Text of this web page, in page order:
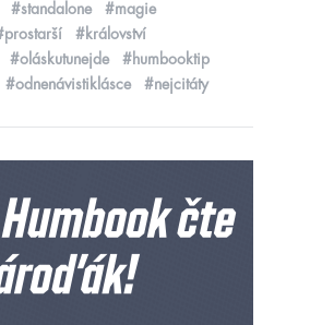
#standalone
#magie
#království
#oláskutunejde
#humbooktip
#odnenávistiklásce #nejcitáty